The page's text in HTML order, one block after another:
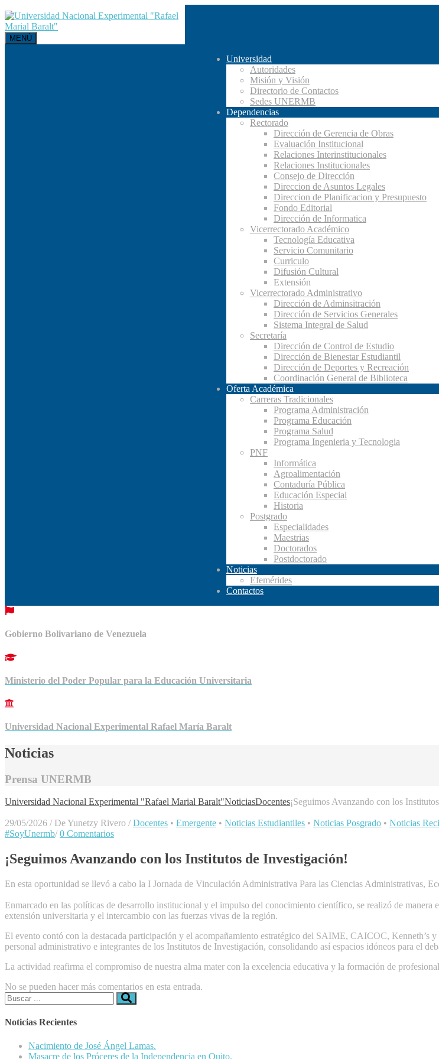
MENÚ
Universidad
Autoridades
Misión y Visión
Directorio de Contactos
Sedes UNERMB
Dependencias
Rectorado
Dirección de Gerencia de Obras
Evaluación Institucional
Relaciones Interinstitucionales
Relaciones Institucionales
Consejo de Dirección
Direccion de Asuntos Legales
Direccion de Planificacion y Presupuesto
Fondo Editorial
Dirección de Informatica
Vicerrectorado Académico
Tecnología Educativa
Servicio Comunitario
Curriculo
Difusión Cultural
Extensión
Vicerrectorado Administrativo
Dirección de Adminsitración
Dirección de Servicios Generales
Sistema Integral de Salud
Secretaría
Dirección de Control de Estudio
Dirección de Bienestar Estudiantil
Dirección de Deportes y Recreación
Coordinación General de Biblioteca
Oferta Académica
Carreras Tradicionales
Programa Administración
Programa Educación
Programa Salud
Programa Ingenieria y Tecnologia
PNF
Informática
Agroalimentación
Contaduría Pública
Educación Especial
Historia
Postgrado
Especialidades
Maestrias
Doctorados
Postdoctorado
Noticias
Efemérides
Contactos
Gobierno Bolivariano de Venezuela
Ministerio del Poder Popular para la Educación Universitaria
Universidad Nacional Experimental Rafael María Baralt
Noticias
Prensa UNERMB
Universidad Nacional Experimental "Rafael Marial Baralt"NoticiasDocentes¡Seguimos Avanzando con los
29/05/2026 / De Yunetzy Rivero / Docentes • Emergente • Noticias Estudiantiles • Noticias Posgrado • Noticias
#SoyUnermb/ 0 Comentarios
¡Seguimos Avanzando con los Institutos de Investigación!
En esta oportunidad se llevó a cabo la I Jornada de Vinculación Administrativa Para las Ciencias Administrativas,
Enmarcado en las políticas de desarrollo institucional y el impulso del conocimiento científico, se realizó de
extensión universitaria y el intercambio con las fuerzas vivas de la región.
​El evento contó con la destacada participación y el acompañamiento estratégico del SAIME, CAICOC, Kenneth’s
personal administrativo e integrantes de los Institutos de Investigación, consolidando así espacios idóneos para el
​La actividad reafirma el compromiso de nuestra alma mater con la excelencia educativa y la formación de
No se pueden hacer más comentarios en esta entrada.
Buscar:
Noticias Recientes
Nacimiento de José Ángel Lamas.
Masacre de los Próceres de la Independencia en Quito.